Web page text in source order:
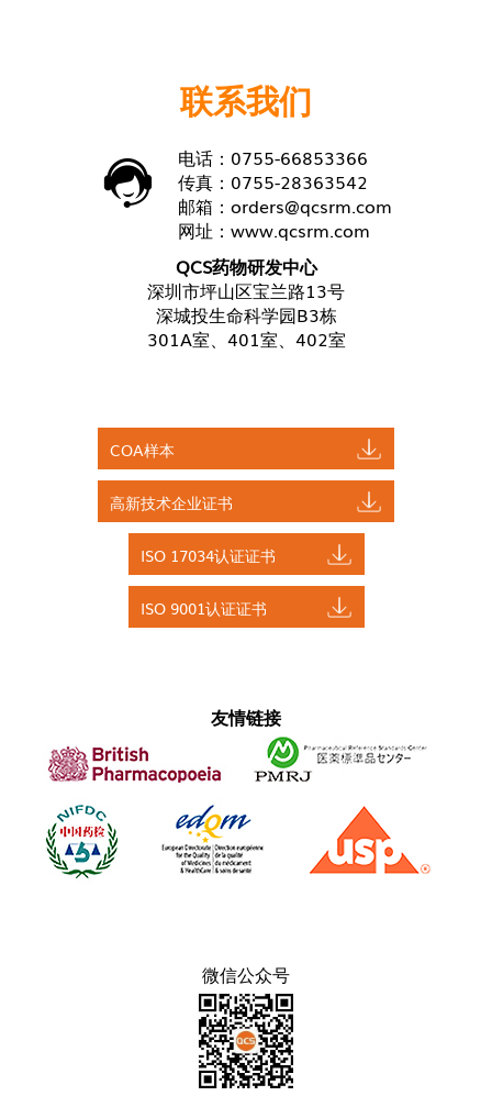
联系我们
电话：0755-66853366
传真：0755-28363542
邮箱： orders@qcsrm.com
网址： www.qcsrm.com
QCS药物研发中心
深圳市坪山区宝兰路13号
深城投生命科学园B3栋
301A室、401室、402室
COA样本
高新技术企业证书
ISO 17034认证证书
ISO 9001认证证书
友情链接
微信公众号